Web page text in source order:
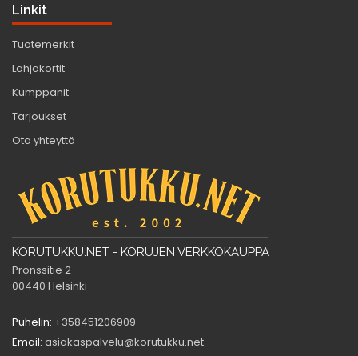
Linkit
Tuotemerkit
Lahjakortit
Kumppanit
Tarjoukset
Ota yhteyttä
KORUTUKKU.NET - KORUJEN VERKKOKAUPPA
Pronssitie 2
00440 Helsinki
Puhelin: +358451206909
Email: asiakaspalvelu@korutukku.net